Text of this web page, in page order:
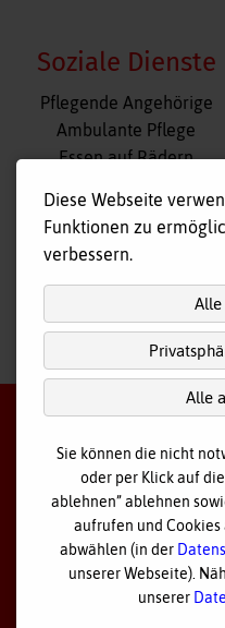
Soziale Dienste
Navigation
überspringen
Pflegende Angehörige
Ambulante Pflege
Essen auf Rädern
Tagespflege
Hausnotruf
nach
2026 Bayerisches
Cookie
Diese Webseite
Funktionen zu
verbessern.
Alle
Alle
Sie können die nicht
oder per Klick auf
ablehnen” ablehnen
aufrufen und
abwählen (in der
unserer Webseite).
unserer